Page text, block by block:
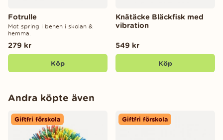
Fotrulle
Mot spring i benen i skolan &
hemma.
279 kr
Köp
Knätäcke Bläckfisk med
vibration
549 kr
Köp
Andra köpte även
Giftfri förskola Giftfri förskola